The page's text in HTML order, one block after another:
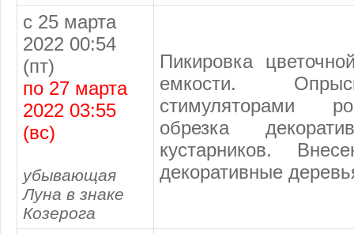
с 25 марта
2022 00:54
(пт)
по 27 марта
2022 03:55
(вс)
убывающая
Луна в знаке
Козерога
Пикировка
емкости.
стимуляторами
обрезка
кустарников.
декоративные